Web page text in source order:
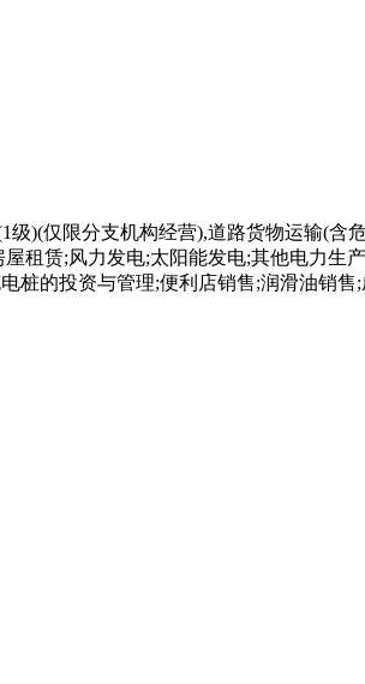
)(仅限分支机构经营),道路货物运输(
租赁;风力发电;太阳能发电;其他电力
桩的投资与管理;便利店销售;润滑油销